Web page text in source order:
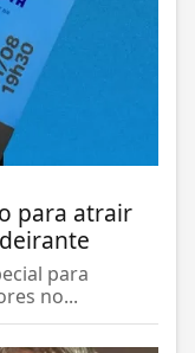
para atrair
para
no...